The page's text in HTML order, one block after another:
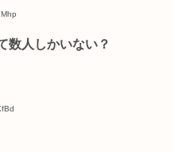
数人しかいない？